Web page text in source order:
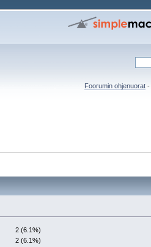
Foorumin ohjenuorat-
2 (6.1%)
2 (6.1%)